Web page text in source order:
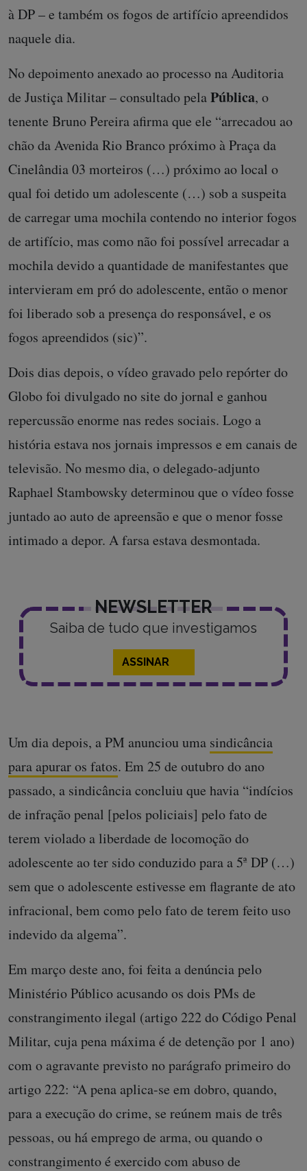
à DP – e também os fogos de artifício apreendidos
naquele dia.
No depoimento anexado ao processo na Auditoria
de Justiça Militar – consultado pelaPública, o
tenente Bruno Pereira afirma que ele “arrecadou ao
chão da Avenida Rio Branco próximo à Praça da
Cinelândia 03 morteiros (…) próximo ao local o
qual foi detido um adolescente (…) sob a suspeita
de carregar uma mochila contendo no interior fogos
de artifício, mas como não foi possível arrecadar a
mochila devido a quantidade de manifestantes que
intervieram em pró do adolescente, então o menor
foi liberado sob a presença do responsável, e os
fogos apreendidos (sic)”.
Dois dias depois, o vídeo gravado pelo repórter do
Globo foi divulgado no site do jornal e ganhou
repercussão enorme nas redes sociais. Logo a
história estava nos jornais impressos e em canais de
televisão. No mesmo dia, o delegado-adjunto
Raphael Stambowsky determinou que o vídeo fosse
juntado ao auto de apreensão e que o menor fosse
intimado a depor. A farsa estava desmontada.
NEWSLETTER
Saiba de tudo que investigamos
ASSINAR
Um dia depois, a PM anunciou uma sindicância
para apurar os fatos. Em 25 de outubro do ano
passado, a sindicância concluiu que havia “indícios
de infração penal [pelos policiais] pelo fato de
terem violado a liberdade de locomoção do
adolescente ao ter sido conduzido para a 5ª DP (…)
sem que o adolescente estivesse em flagrante de ato
infracional, bem como pelo fato de terem feito uso
indevido da algema”.
Em março deste ano, foi feita a denúncia pelo
Ministério Público acusando os dois PMs de
constrangimento ilegal (artigo 222 do Código Penal
Militar, cuja pena máxima é de detenção por 1 ano)
com o agravante previsto no parágrafo primeiro do
artigo 222: “A pena aplica-se em dobro, quando,
para a execução do crime, se reúnem mais de três
pessoas, ou há emprego de arma, ou quando o
constrangimento é exercido com abuso de